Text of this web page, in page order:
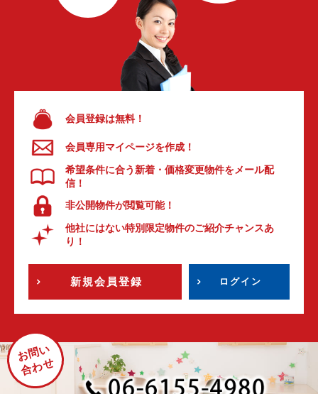
会員登録は無料！
会員専用マイページを作成！
希望条件に合う新着・価格変更物件をメール配
信！
非公開物件が閲覧可能！
他社にはない特別限定物件のご紹介チャンスあ
り！
新規会員登録 ログイン
お問い
合わせ